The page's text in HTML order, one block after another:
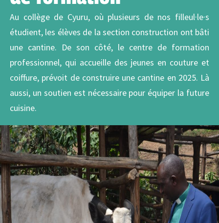
Au collège de Cyuru, où plusieurs de nos filleul·le·s
étudient, les élèves de la section construction ont bâti
une cantine. De son côté, le centre de formation
professionnel, qui accueille des jeunes en couture et
coiffure, prévoit de construire une cantine en 2025. Là
aussi, un soutien est nécessaire pour équiper la future
cuisine.